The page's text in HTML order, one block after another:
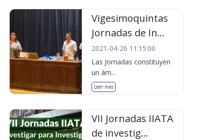
Vigesimoquintas
Jornadas de In...
2021-04-26 11:15:00
Las Jornadas constituyen
un ám...
Leer más
VII Jornadas IIATA
de investig...